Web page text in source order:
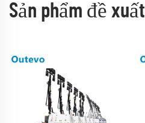
Sản phẩm đề xuất